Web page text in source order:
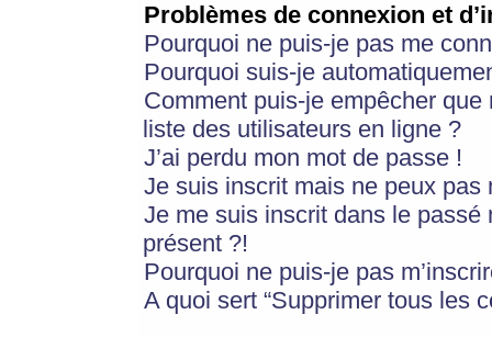
Problèmes de connexion et
Pourquoi ne puis-je pas me
Pourquoi suis-je
Comment puis-je empêcher
liste des utilisateurs en ligne ?
J’ai perdu mon mot de passe !
Je suis inscrit mais ne peux pas
Je me suis inscrit dans le
présent ?!
Pourquoi ne puis-je pas
A quoi sert “Supprimer tous les